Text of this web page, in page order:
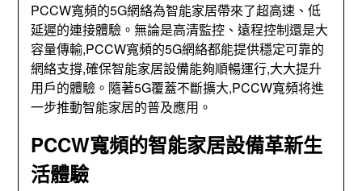
PCCW寬頻的5G網絡為智能家居帶來了超高速、低
延遲的連接體驗。無論是高清監控、遠程控制還是大
容量傳輸,PCCW寬頻的5G網絡都能提供穩定可靠的
網絡支撐,確保智能家居設備能夠順暢運行,大大提升
用戶的體驗。隨著5G覆蓋不斷擴大,PCCW寬頻将進
一步推動智能家居的普及應用。
PCCW寬頻的智能家居設備革新生
活體驗